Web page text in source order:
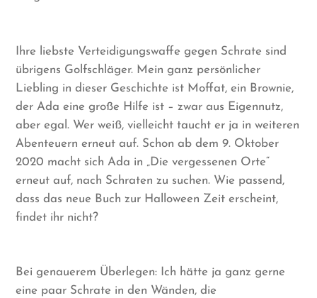
Ihre liebste Verteidigungswaffe gegen Schrate sind
übrigens Golfschläger. Mein ganz persönlicher
Liebling in dieser Geschichte ist Moffat, ein Brownie,
der Ada eine große Hilfe ist – zwar aus Eigennutz,
aber egal. Wer weiß, vielleicht taucht er ja in weiteren
Abenteuern erneut auf. Schon ab dem 9. Oktober
2020 macht sich Ada in „Die vergessenen Orte“
erneut auf, nach Schraten zu suchen. Wie passend,
dass das neue Buch zur Halloween Zeit erscheint,
findet ihr nicht?
Bei genauerem Überlegen: Ich hätte ja ganz gerne
eine paar Schrate in den Wänden, die